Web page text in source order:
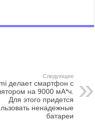
Следующее
делает смартфон с
на 9000 мА*ч.
Для этого придется
ненадежные
батареи